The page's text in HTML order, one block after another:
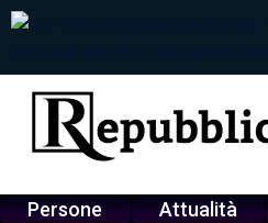
Persone Attualità